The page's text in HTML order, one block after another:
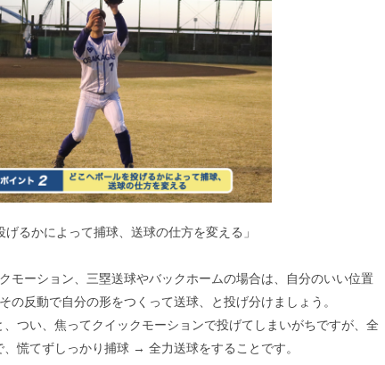
るかによって捕球、送球の仕方を変える」
モーション、三塁送球やバックホームの場合は、自分のいい位置
の反動で自分の形をつくって送球、と投げ分けましょう。
つい、焦ってクイックモーションで投げてしまいがちですが、全
慌てずしっかり捕球 → 全力送球をすることです。